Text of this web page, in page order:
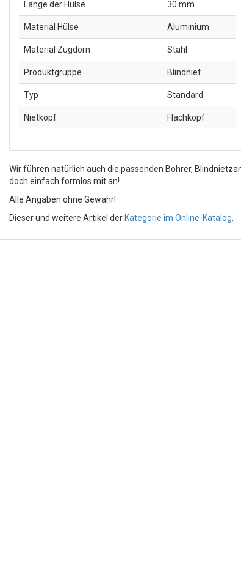
Länge der Hülse 30 mm
Material Hülse Aluminium
Material Zugdorn Stahl
Produktgruppe Blindniet
Typ Standard
Nietkopf Flachkopf
Wir führen natürlich auch die passenden Bohrer,
doch einfach formlos mit an!
Alle Angaben ohne Gewähr!
Dieser und weitere Artikel der Kategorie im Online-Katalog